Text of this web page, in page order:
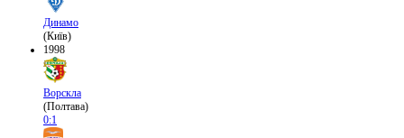
Динамо
(Київ)
1998
Ворскла
(Полтава)
0:1